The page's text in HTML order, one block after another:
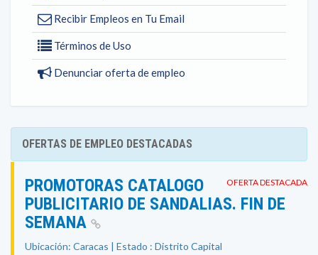
Recibir Empleos en Tu Email
Términos de Uso
Denunciar oferta de empleo
OFERTAS DE EMPLEO DESTACADAS
OFERTA DESTACADA
PROMOTORAS CATALOGO
PUBLICITARIO DE SANDALIAS. FIN DE
SEMANA
Ubicación: Caracas | Estado : Distrito Capital